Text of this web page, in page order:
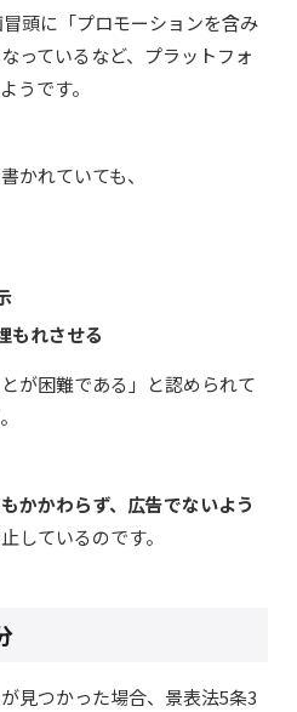
頭に「プロモーションを含み
っているなど、プラットフォ
うです。
かれていても、
もれさせる
が困難である」と認められて
かかわらず、広告でないよう
しているのです。
見つかった場合、景表法5条3